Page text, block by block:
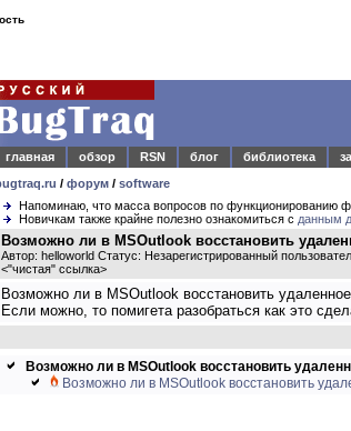
главная
обзор RSN блог библиотека
/ форум / software
Напоминаю, что масса вопросов по функционированию
Новичкам также крайне полезно ознакомиться с данным
Возможно ли в MSOutlook восстановить
Автор: helloworld Статус: Незарегистрированный
<"чистая" ссылка>
Возможно ли в MSOutlook восстановить
Если можно, то помигета разобраться как это
Возможно ли в MSOutlook восстановить
Возможно ли в MSOutlook восстановить